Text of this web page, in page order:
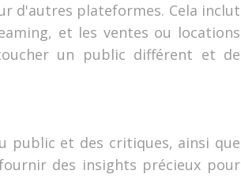
d'autres plateformes. Cela inclut
et les ventes ou locations
un public différent et de
public et des critiques, ainsi que
des insights précieux pour